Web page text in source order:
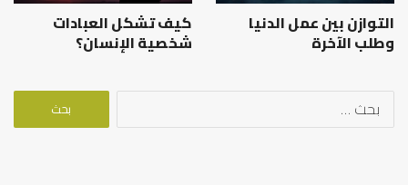
التوازن بين عمل الدنيا
وطلب الآخرة
كيف تشكل العبادات
شخصية الإنسان؟
البحث